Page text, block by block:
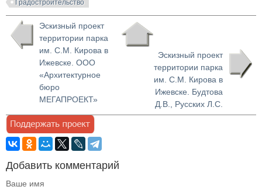
Градостроительство
Эскизный проект
территории парка
им. С.М. Кирова в
Ижевске. ООО
«Архитектурное
бюро
МЕГАПРОЕКТ»
Эскизный проект
территории парка
им. С.М. Кирова в
Ижевске. Будтова
Д.В., Русских Л.С.
Добавить комментарий
Ваше имя